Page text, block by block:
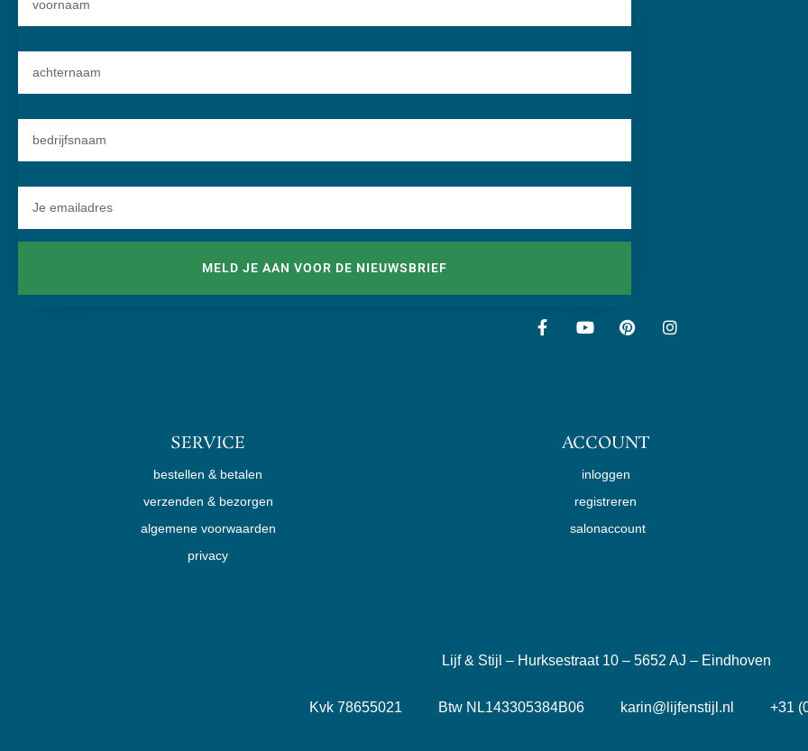
MELD JE AAN VOOR DE NIEUWSBRIEF
SERVICE
bestellen & betalen
verzenden & bezorgen
algemene voorwaarden
privacy
ACCOUNT
inloggen
registreren
salonaccount
Lijf & Stijl – Hurksestraat 10 – 5652 AJ – Eindhoven
Kvk 78655021 Btw NL143305384B06 karin@lijfenstijl.nl +31